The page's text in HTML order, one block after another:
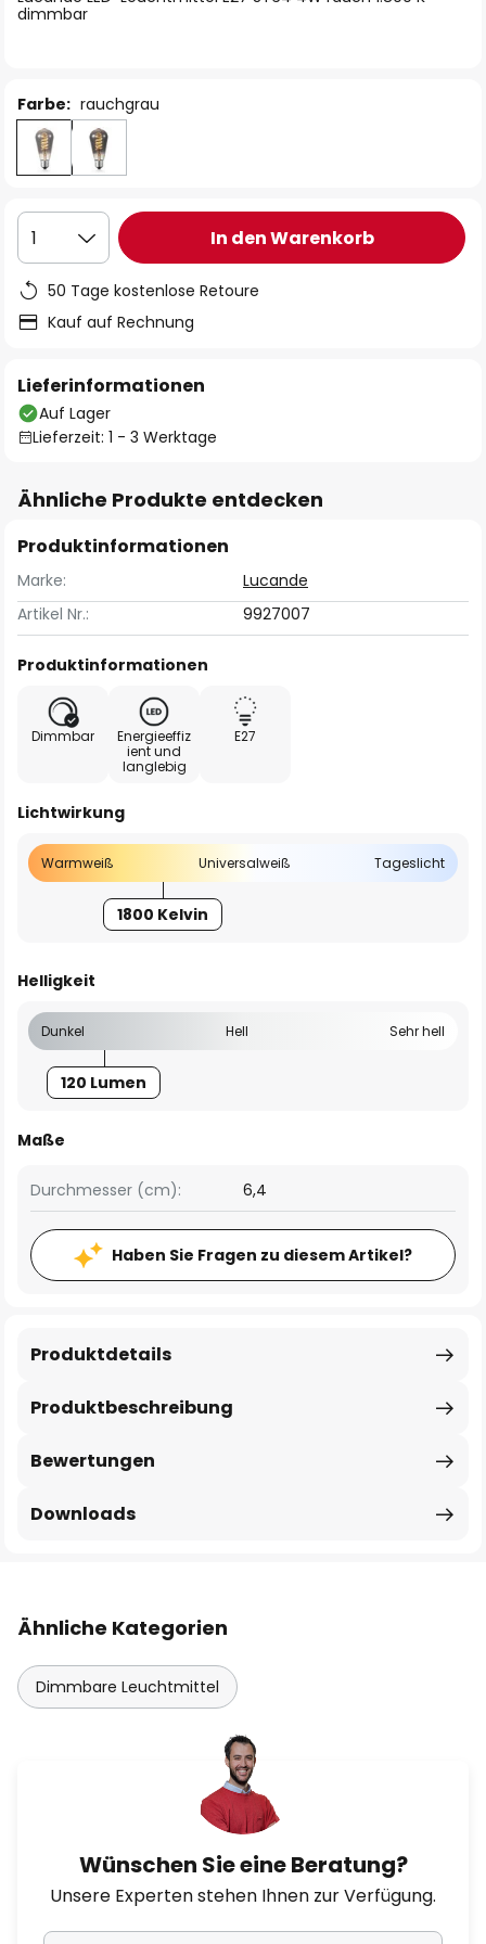
dimmbar
Farbe: rauchgrau
1 In den Warenkorb
50 Tage kostenlose Retoure
Kauf auf Rechnung
Lieferinformationen
Auf Lager
Lieferzeit: 1 - 3 Werktage
Ähnliche Produkte entdecken
Produktinformationen
Marke:
Lucande
Artikel Nr.:
9927007
Produktinformationen
Dimmbar
Energieeffiz
ient und
langlebig
E27
Lichtwirkung
Warmweiß Universalweiß Tageslicht
1800 Kelvin
Helligkeit
Dunkel Hell Sehr hell
120 Lumen
Maße
Durchmesser (cm): 6,4
Haben Sie Fragen zu diesem Artikel?
Produktbeschreibung
Produktdetails
Bewertungen
Downloads
Ähnliche Kategorien
Dimmbare Leuchtmittel
Wünschen Sie eine Beratung?
Unsere Experten stehen Ihnen zur Verfügung.